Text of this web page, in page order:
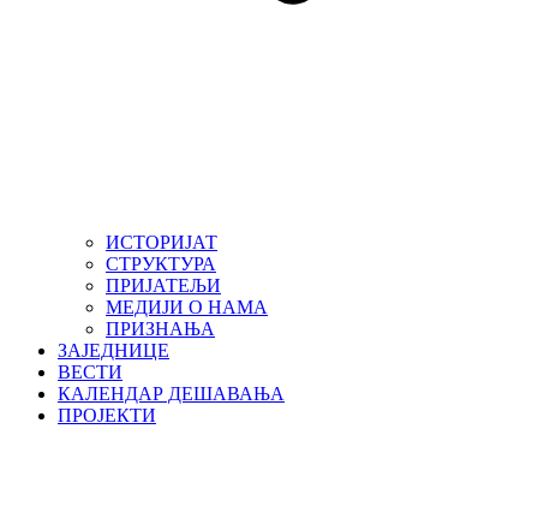
ИСТОРИЈАТ
СТРУКТУРА
ПРИЈАТЕЉИ
МЕДИЈИ О НАМА
ПРИЗНАЊА
ЗАЈЕДНИЦЕ
ВЕСТИ
КАЛЕНДАР ДЕШАВАЊА
ПРОЈЕКТИ